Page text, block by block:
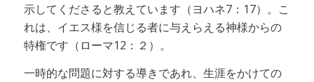
示してくださると教えています（ヨハネ7：17）。こ
れは、イエス様を信じる者に与えらえる神様からの
特権です（ローマ12：２）。
一時的な問題に対する導きであれ、生涯をかけての